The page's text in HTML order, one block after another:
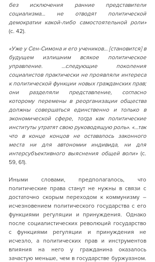
без исключения ранние представители
социализма… не отводят политической
демократии какой-либо самостоятельной роли»
(с. 42).
«Уже у Сен-Симона и его учеников… [становится] в
будущем излишним всякое политическое
управление. …следующие поколения
социалистов практически не проявляли интереса
к политической функции новых гражданских прав;
они разделяли представление, согласно
которому перемены в реорганизации общества
должны совершаться единственно и только в
экономической сфере, тогда как политические
институты утратят свою руководящую роль». «…так
что в конце концов не оставалось законного
места ни для автономии индивида, ни для
интерсубъективного выяснения общей воли» (с.
59, 61).
Иными словами, предполагалось, что
политические права станут не нужны в связи с
достаточно скорым переходом к коммунизму –
исчезновением политического государства с его
функциями регуляции и принуждения. Однако
после социалистических революций государство
с функциями регуляции и принуждения не
исчезло, а политических прав и инструментов
влияния на него у гражданина оказалось
зачастую меньше, чем в государстве буржуазном.